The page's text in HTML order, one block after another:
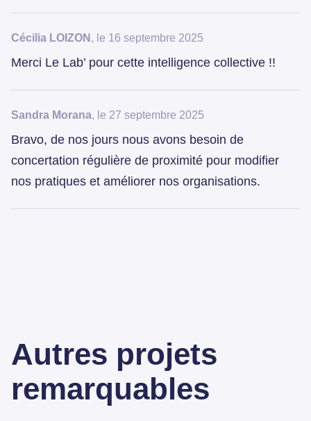
Cécilia LOIZON , le 16 septembre 2025
Merci Le Lab’ pour cette intelligence collective !!
Sandra Morana, le 27 septembre 2025
Bravo, de nos jours nous avons besoin de
concertation régulière de proximité pour modifier
nos pratiques et améliorer nos organisations.
Autres projets
remarquables